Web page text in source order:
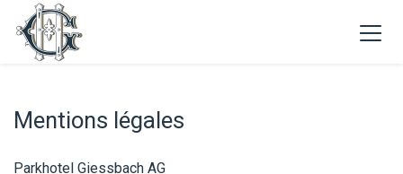
Mentions légales
Parkhotel Giessbach AG